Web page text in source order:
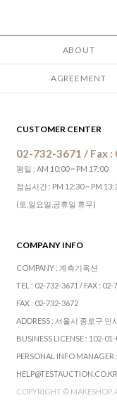
ABOUT
AGREEMENT
CUSTOMER CENTER
02-732-3671 / Fax
평일 : AM 10:00 ~ PM 17:00
점심시간 : PM 12:30 ~ PM
(토,일요일,공휴일 휴무)
COMPANY INFO
COMPANY : 계측기옥션
TEL : 02-732-3671 / FAX : 02-
FAX : 02-732-3672
ADDRESS : 서울시 종로구
BUSINESS LICENSE : 102-
PERSONAL INFO MANAGER
HELP@TESTAUCTION.CO.KR
COPYRIGHT © MAKESHOP.